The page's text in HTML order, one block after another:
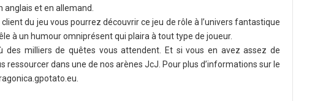
anglais et en allemand.
du jeu vous pourrez découvrir ce jeu de rôle à l’univers fantastique
à un humour omniprésent qui plaira à tout type de joueur.
des milliers de quêtes vous attendent. Et si vous en avez assez de
dans une de nos arènes JcJ. Pour plus d’informations sur le